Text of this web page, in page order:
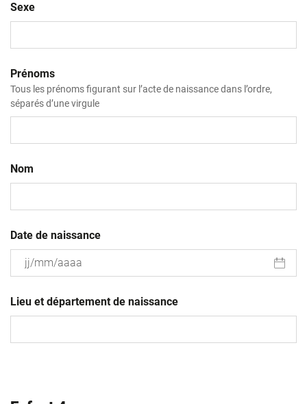
Sexe
Prénoms
Tous les prénoms figurant sur l’acte de naissance dans l’ordre,
séparés d’une virgule
Nom
Date de naissance
slash
MM
Lieu et département de naissance